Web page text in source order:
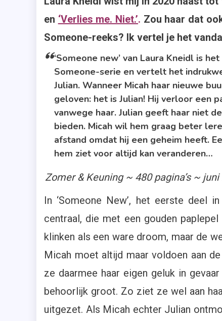
,
Eerste
,
Laura
Kneidl
,
,
Roman
,
,
New
,
Sterren
Wending
Zomer
&
en ‘Verlies me. Niet.’. Zou haar dat
Someone-reeks? Ik vertel je het
‘Someone new’ van Laura Kneidl is
Someone-serie en vertelt het
Julian. Wanneer Micah haar nieuwe
geloven: het is Julian! Hij verloor een
vanwege haar. Julian geeft haar niet
bieden. Micah wil hem graag beter
afstand omdat hij een geheim heeft.
hem ziet voor altijd kan veranderen…
Zomer & Keuning ~ 480 pagina’s ~
In ‘Someone New’, het eerste deel
centraal, die met een gouden
klinken als een ware droom, maar de
Micah moet altijd maar voldoen aan
ze daarmee haar eigen geluk in
behoorlijk groot. Zo ziet ze wel aan
uitgezet. Als Micah echter Julian